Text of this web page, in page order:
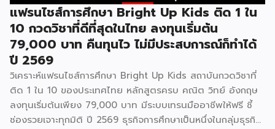
แฟรนไชส์การศึกษา Bright Up Kids ติด 1 ใน
10 กวดวิชาที่ดีที่สุดในไทย ลงทุนเริ่มต้น
79,000 บาท คืนทุนไว ไม่มีประสบการณ์ก็ทำได้
ปี 2569
วิเคราะห์แฟรนไชส์การศึกษา Bright Up Kids สถาบันกวดวิชาที่
ติด 1 ใน 10 ของประเทศไทย หลักสูตรครบ คณิต วิทย์ อังกฤษ
ลงทุนเริ่มต้นเพียง 79,000 บาท มีระบบเทรนมืออาชีพให้ฟรี ชี้
ช่องรวยเจาะทุกมิติ ปี 2569 ธุรกิจการศึกษาเป็นหนึ่งในกลุ่มธุรกิจ